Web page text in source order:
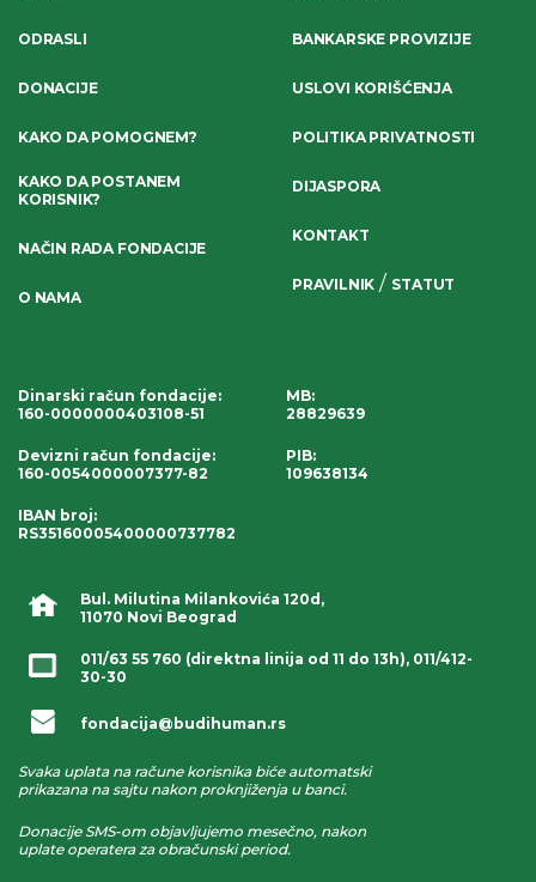
Bul. Milutina Milankovića 120d,
11070 Novi Beograd
011/63 55 760 (direktna linija od 11 do 13h), 011/412-
30-30
fondacija@budihuman.rs
Svaka uplata na račune korisnika biće automatski
prikazana na sajtu nakon proknjiženja u banci.
Donacije SMS-om objavljujemo mesečno, nakon
uplate operatera za obračunski period.
ODRASLI
DONACIJE
KAKO DA POMOGNEM?
KAKO DA POSTANEM
KORISNIK?
NAČIN RADA FONDACIJE
O NAMA
BANKARSKE PROVIZIJE
USLOVI KORIŠĆENJA
POLITIKA PRIVATNOSTI
DIJASPORA
KONTAKT
PRAVILNIK / STATUT
Dinarski račun fondacije:
160-0000000403108-51
Devizni račun fondacije:
160-0054000007377-82
IBAN broj:
RS35160005400000737782
MB:
28829639
PIB:
109638134